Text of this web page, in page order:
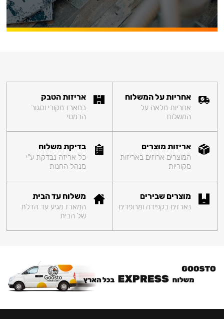
אחריות על המשלוח
אחריות מלאה על
המשלוח
אריזות הטבק
במארז מקורי וסגור
הרמטי
אריזות מוצרים
המוצרים ארוזים באריזות
מקוריות
בדיקת משלוח
כל אריזה נבדקת ע"י
מנהל החנות
מוצרים שבירים
נארזים בקפידה ומרופדים
משלוח עד הבית
המארז מגיע עד הדלת
של הבית